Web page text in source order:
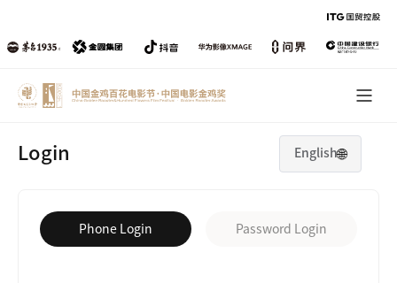
平
Login English🌐
Phone Login Password Login